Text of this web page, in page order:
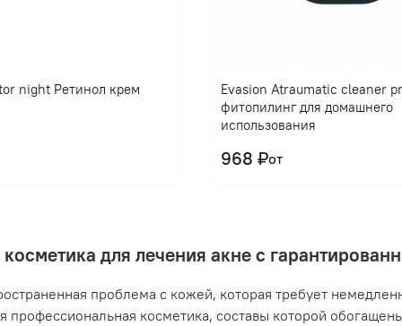
night Ретинол крем
Evasion Atraumatic cleaner
фитопилинг для домашнего
использования
от
968 ₽
для лечения акне с
проблема с кожей, которая требует
профессиональная косметика, составы которой